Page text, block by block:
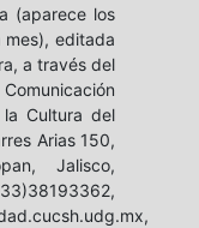
(aparece los
mes), editada
a través del
la Cultura del
Arias 150,
Jalisco,